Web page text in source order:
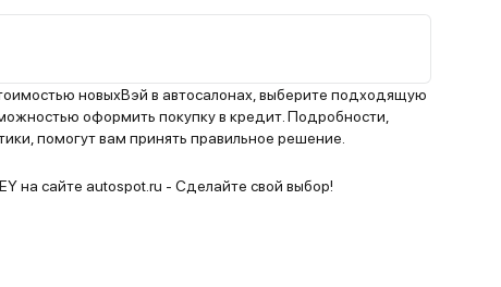
+
и
не новыхВэй в автосалонах, выберите подходящую
оформить покупку в кредит. Подробности,
помогут вам принять правильное решение.
на сайте autospot.ru - Сделайте свой выбор!